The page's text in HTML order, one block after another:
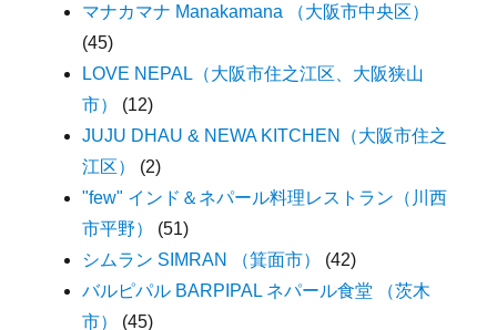
マナカマナ Manakamana （大阪市中央区）
(45)
LOVE NEPAL（大阪市住之江区、大阪狭山
市）
(12)
JUJU DHAU & NEWA KITCHEN（大阪市住之
江区）
(2)
"few" インド＆ネパール料理レストラン（川西
市平野）
(51)
シムラン SIMRAN （箕面市）
(42)
バルピパル BARPIPAL ネパール食堂 （茨木
市）
(45)